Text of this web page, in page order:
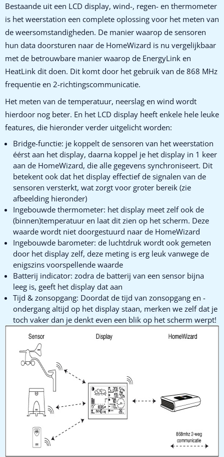
Bestaande uit een LCD display, wind-, regen- en thermometer
is het weerstation een complete oplossing voor het meten van
de weersomstandigheden. De manier waarop de sensoren
hun data doorsturen naar de HomeWizard is nu vergelijkbaar
met de betrouwbare manier waarop de EnergyLink en
HeatLink dit doen. Dit komt door het gebruik van de 868 MHz
frequentie en 2-richtingscommunicatie.
Het meten van de temperatuur, neerslag en wind wordt
hierdoor nog beter. En het LCD display heeft enkele hele leuke
features, die hieronder verder uitgelicht worden:
Bridge-functie: je koppelt de sensoren van het weerstation
éérst aan het display, daarna koppel je het display in 1 keer
aan de HomeWizard, die alle gegevens synchroniseert. Dit
betekent ook dat het display effectief de signalen van de
sensoren versterkt, wat zorgt voor groter bereik (zie
afbeelding hieronder)
Ingebouwde thermometer: het display meet zelf ook de
(binnen)temperatuur en laat dit zien op het scherm. Deze
waarde wordt niet doorgestuurd naar de HomeWizard
Ingebouwde barometer: de luchtdruk wordt ook gemeten
door het display zelf, deze meting is erg leuk vanwege de
enigszins voorspellende waarde
Batterij indicator: zodra de batterij van een sensor bijna
leeg is, geeft het display dat aan
Tijd & zonsopgang: Doordat de tijd van zonsopgang en -
ondergang altijd op het display staan, merken we zelf dat je
toch vaker dan je denkt even een blik op het scherm werpt!